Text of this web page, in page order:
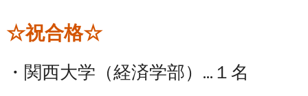
☆祝合格☆
・関西大学（経済学部）…１名